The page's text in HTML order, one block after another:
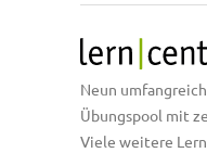
Neun
Übungspool mit
Viele weitere